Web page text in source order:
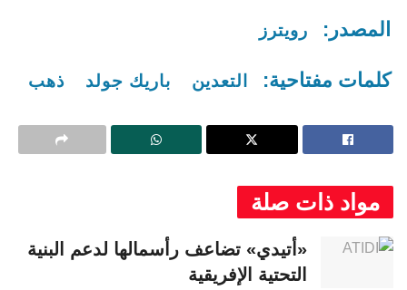
المصدر: رويترز
كلمات مفتاحية: التعدين باريك جولد ذهب
مواد ذات صلة
«أتيدي» تضاعف رأسمالها لدعم البنية
التحتية الإفريقية